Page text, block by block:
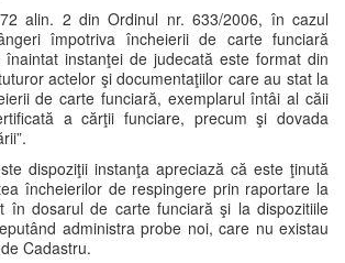
alin. 2 din Ordinul nr. 633/2006, în cazul
împotriva încheierii de carte funciară
înaintat instanţei de judecată este format din
actelor şi documentaţiilor care au stat la
de carte funciară, exemplarul întâi al căii
a cărţii funciare, precum şi dovada
dispoziţii instanţa apreciază că este ţinută
încheierilor de respingere prin raportare la
în dosarul de carte funciară şi la dispozitiile
administra probe noi, care nu existau
Cadastru.